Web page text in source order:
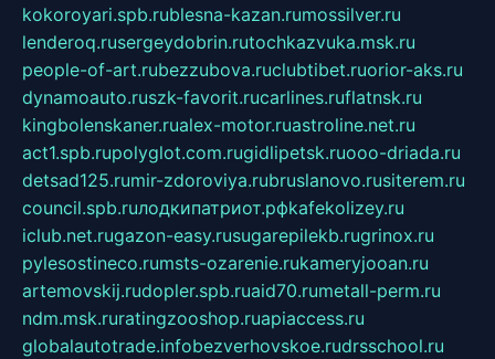
kokoroyari.spb.rublesna-kazan.rumossilver.ru
lenderoq.rusergeydobrin.rutochkazvuka.msk.ru
people-of-art.rubezzubova.ruclubtibet.ruorior-aks.ru
dynamoauto.ruszk-favorit.rucarlines.ruflatnsk.ru
kingbolenskaner.rualex-motor.ruastroline.net.ru
act1.spb.rupolyglot.com.rugidlipetsk.ruooo-driada.ru
detsad125.rumir-zdoroviya.rubruslanovo.rusiterem.ru
council.spb.ruлодкипатриот.рфkafekolizey.ru
iclub.net.rugazon-easy.rusugarepilekb.rugrinox.ru
pylesostineco.rumsts-ozarenie.rukameryjooan.ru
artemovskij.rudopler.spb.ruaid70.rumetall-perm.ru
ndm.msk.ruratingzooshop.ruapiaccess.ru
globalautotrade.infobezverhovskoe.rudrsschool.ru